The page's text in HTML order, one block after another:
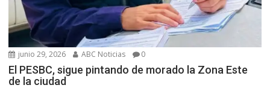
junio 29, 2026 ABC Noticias 0
El PESBC, sigue pintando de morado la Zona Este
de la ciudad